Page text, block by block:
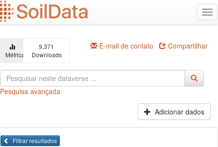
Ir
para
o
principal
Métricas
9,371
Downloads
E-mail de contato Compartilhar
Pesquisa avançada
Adicionar dados
Filtrar resultados